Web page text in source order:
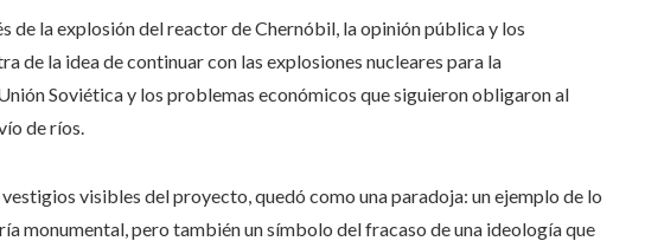
de la explosión del reactor de Chernóbil, la opinión pública y los
de la idea de continuar con las explosiones nucleares para la
Soviética y los problemas económicos que siguieron obligaron al
de ríos.
visibles del proyecto, quedó como una paradoja: un ejemplo de lo
monumental, pero también un símbolo del fracaso de una ideología que